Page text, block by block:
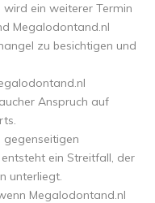
wird ein weiterer Termin
Megalodontand.nl
zu besichtigen und
Anspruch auf
gegenseitigen
ein Streitfall, der
unterliegt.
Megalodontand.nl